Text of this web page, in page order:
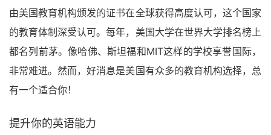
由美国教育机构颁发的证书在全球获得高度认可，这个国家
的教育体制深受认可。每年，美国大学在世界大学排名榜上
都名列前茅。像哈佛、斯坦福和MIT这样的学校享誉国际，
非常难进。然而，好消息是美国有众多的教育机构选择，总
有一个适合你！
提升你的英语能力